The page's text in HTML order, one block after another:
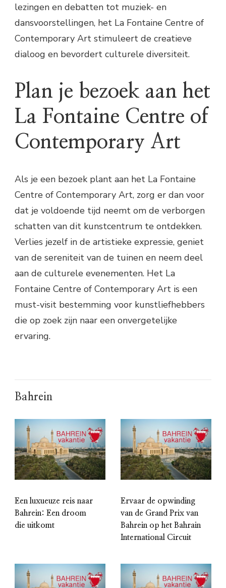
lezingen en debatten tot muziek- en
dansvoorstellingen, het La Fontaine Centre of
Contemporary Art stimuleert de creatieve
dialoog en bevordert culturele diversiteit.
Plan je bezoek aan het
La Fontaine Centre of
Contemporary Art
Als je een bezoek plant aan het La Fontaine
Centre of Contemporary Art, zorg er dan voor
dat je voldoende tijd neemt om de verborgen
schatten van dit kunstcentrum te ontdekken.
Verlies jezelf in de artistieke expressie, geniet
van de sereniteit van de tuinen en neem deel
aan de culturele evenementen. Het La
Fontaine Centre of Contemporary Art is een
must-visit bestemming voor kunstliefhebbers
die op zoek zijn naar een onvergetelijke
ervaring.
Bahrein
Een luxueuze reis naar
Bahrein: Een droom
die uitkomt
Ervaar de opwinding
van de Grand Prix van
Bahrein op het Bahrain
International Circuit